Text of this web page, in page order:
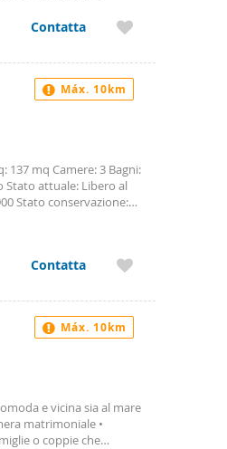
Contatta
mq Camere: 3 Bagni:
Stato attuale: Libero al
Stato conservazione:
dotato di ascensore
garantisce un’ottima
completamente
sua posizione strategica
sua cultura. E’
belli e prestigiosi di
Contatta
Máx. 10km
e vicina sia al mare
matrimoniale •
o coppie che
Máx. 10km